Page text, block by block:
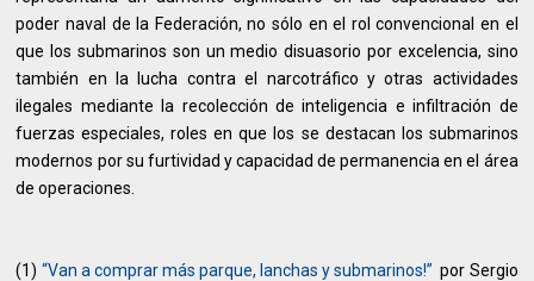
poder naval de la Federación, no sólo en el rol convencional en el
que los submarinos son un medio disuasorio por excelencia, sino
también en la lucha contra el narcotráfico y otras actividades
ilegales mediante la recolección de inteligencia e infiltración de
fuerzas especiales, roles en que los se destacan los submarinos
modernos por su furtividad y capacidad de permanencia en el área
de operaciones.
(1) “Van a comprar más parque, lanchas y submarinos!” por Sergio